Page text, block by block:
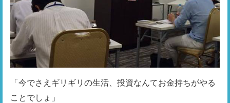
「今でさえギリギリの生活、投資なんてお金持ちがやる
ことでしょ」